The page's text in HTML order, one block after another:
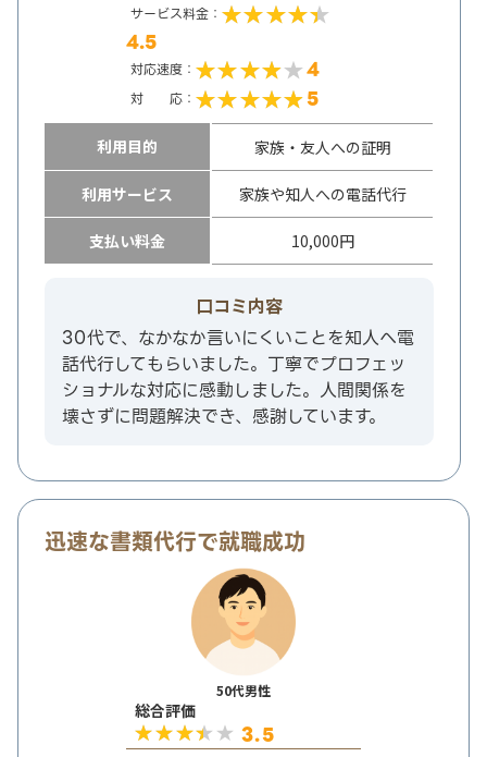
サービス料金：
4.5
対応速度： 4
対 応： 5
利用目的 家族・友人への証明
利用サービス 家族や知人への電話代行
支払い料金 10,000円
口コミ内容
30代で、なかなか言いにくいことを知人へ電
話代行してもらいました。丁寧でプロフェッ
ショナルな対応に感動しました。人間関係を
壊さずに問題解決でき、感謝しています。
迅速な書類代行で就職成功
50代男性
総合評価
3.5